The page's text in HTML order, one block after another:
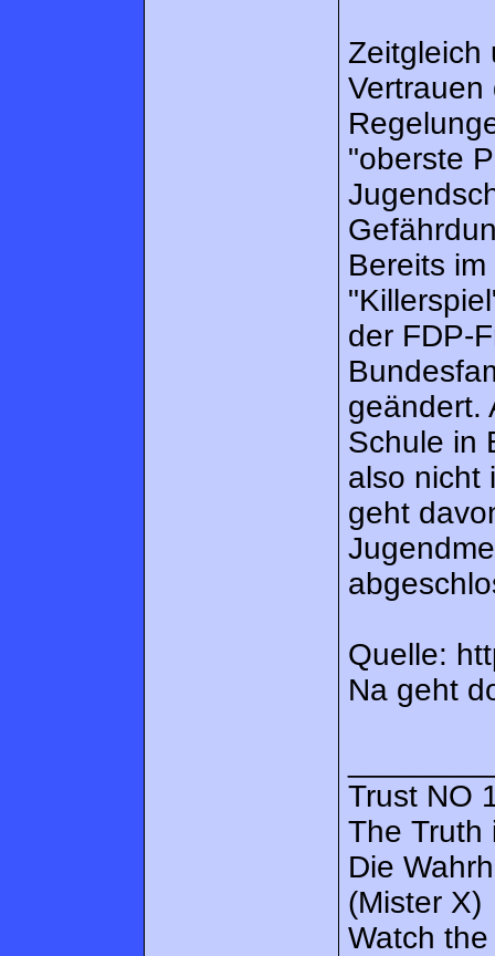
Zeitgleich
"oberste
Bereits
der FDP-
geändert.
Schule in
also nicht
geht
Quelle:
Na geht
Trust NO
The Truth
Die
(Mister X)
Watch